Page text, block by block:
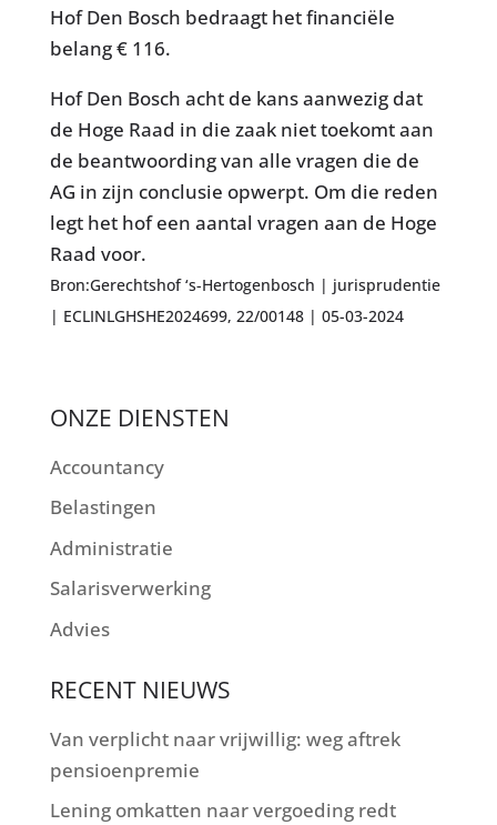
Hof Den Bosch bedraagt het financiële
belang € 116.
Hof Den Bosch acht de kans aanwezig dat
de Hoge Raad in die zaak niet toekomt aan
de beantwoording van alle vragen die de
AG in zijn conclusie opwerpt. Om die reden
legt het hof een aantal vragen aan de Hoge
Raad voor.
Bron:Gerechtshof ‘s-Hertogenbosch | jurisprudentie
| ECLINLGHSHE2024699, 22/00148 | 05-03-2024
ONZE DIENSTEN
Accountancy
Belastingen
Administratie
Salarisverwerking
Advies
RECENT NIEUWS
Van verplicht naar vrijwillig: weg aftrek
pensioenpremie
Lening omkatten naar vergoeding redt